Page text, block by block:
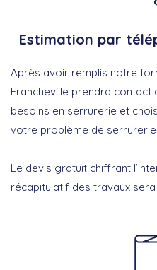
Estimation par
Après avoir remplis notre
Francheville prendra
besoins en serrurerie et
votre problème de serrurerie.
Le devis gratuit chiffrant
récapitulatif des travaux